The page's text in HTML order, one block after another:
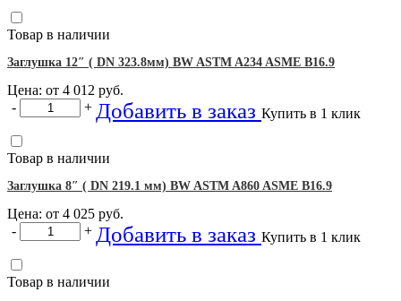
Товар в наличии
Заглушка 12″ ( DN 323.8мм) BW ASTM A234 ASME B16.9
Цена: от 4 012 руб.
-
+ Добавить в заказ Купить в 1 клик
Товар в наличии
Заглушка 8″ ( DN 219.1 мм) BW ASTM A860 ASME B16.9
Цена: от 4 025 руб.
-
+ Добавить в заказ Купить в 1 клик
Товар в наличии